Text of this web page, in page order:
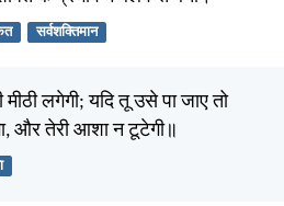
सर्वशक्तिमान
मीठी लगेगी; यदि तू उसे पा जाए तो
और तेरी आशा न टूटेगी॥